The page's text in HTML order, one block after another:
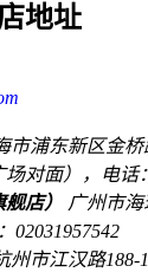
地址
市浦东新区金
对面），电话
店）
广州市
02031957542
州市江汉路188-